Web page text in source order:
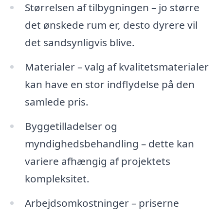
Størrelsen af tilbygningen – jo større
det ønskede rum er, desto dyrere vil
det sandsynligvis blive.
Materialer – valg af kvalitetsmaterialer
kan have en stor indflydelse på den
samlede pris.
Byggetilladelser og
myndighedsbehandling – dette kan
variere afhængig af projektets
kompleksitet.
Arbejdsomkostninger – priserne